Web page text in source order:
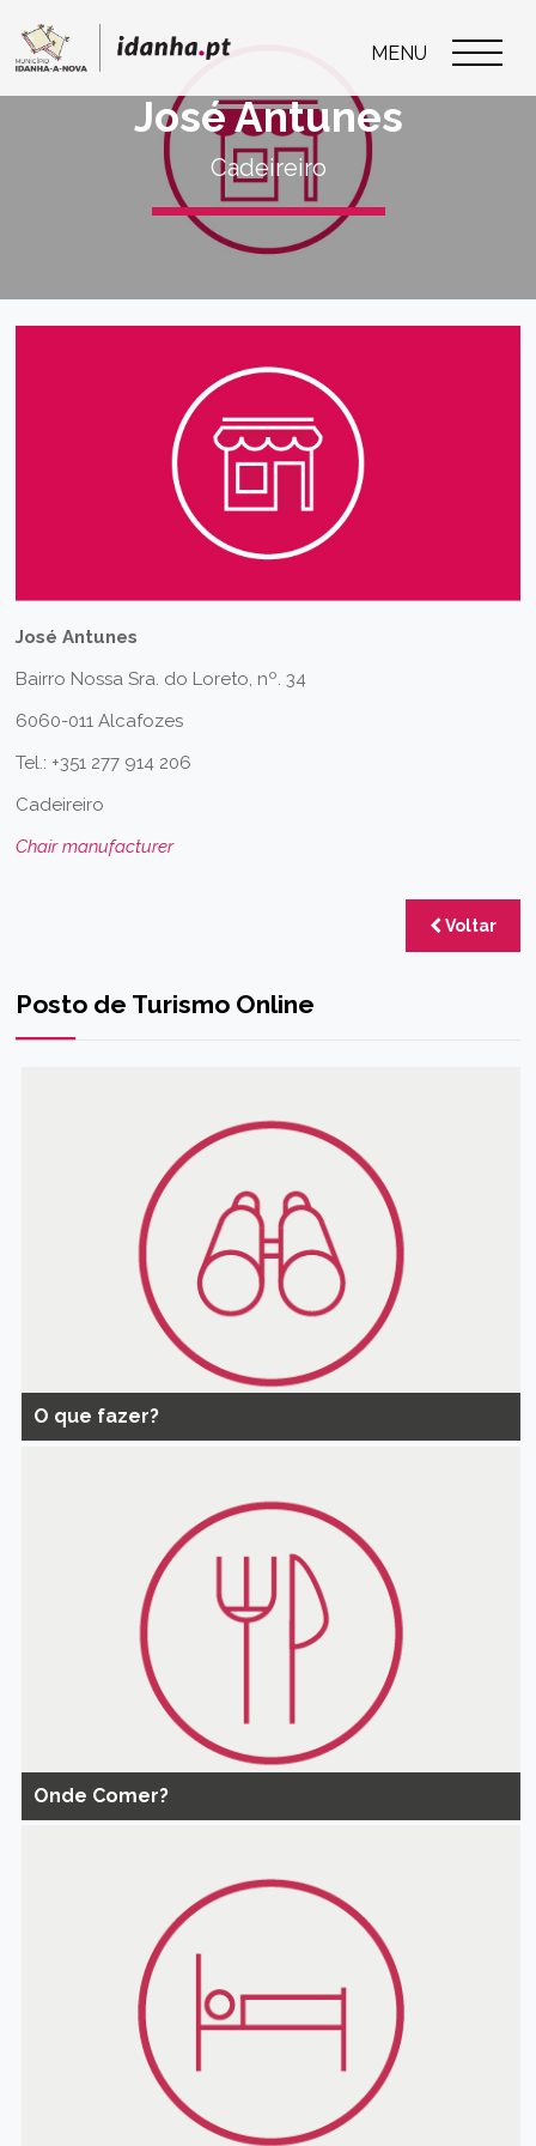
MENU
José Antunes
Cadeireiro
José Antunes
Bairro Nossa Sra. do Loreto, nº. 34
6060-011 Alcafozes
Tel.: +351 277 914 206
Cadeireiro
Chair manufacturer
Voltar
Posto de Turismo Online
O que fazer?
Onde Comer?